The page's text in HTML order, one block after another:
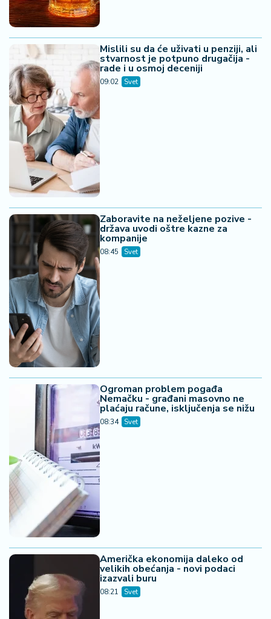
Mislili su da će uživati u penziji, ali
stvarnost je potpuno drugačija -
rade i u osmoj deceniji
09:02 Svet
Zaboravite na neželjene pozive -
država uvodi oštre kazne za
kompanije
08:45 Svet
Ogroman problem pogađa
Nemačku - građani masovno ne
plaćaju račune, isključenja se nižu
08:34 Svet
Američka ekonomija daleko od
velikih obećanja - novi podaci
izazvali buru
08:21 Svet